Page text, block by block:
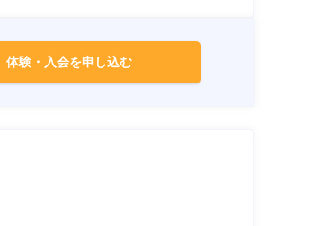
体験・入会を申し込む